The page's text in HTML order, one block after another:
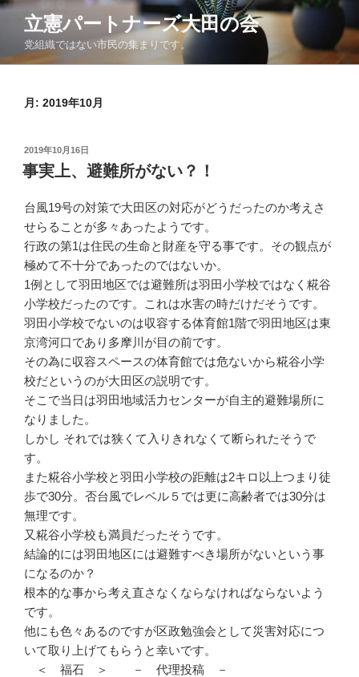
コ
ン
立憲パートナーズ大田の会
党組織ではない市民の集まりです。
月: 2019年10月
投
稿
日:
2019年10月16日
事実上、避難所がない？！
台風19号の対策で大田区の対応がどうだったのか考えさ
せらることが多々あったようです。
行政の第1は住民の生命と財産を守る事です。その観点が
極めて不十分であったのではないか。
1例として羽田地区では避難所は羽田小学校ではなく糀谷
小学校だったのです。これは水害の時だけだそうです。
羽田小学校でないのは収容する体育館1階で羽田地区は東
京湾河口であり多摩川が目の前です。
その為に収容スペースの体育館では危ないから糀谷小学
校だというのが大田区の説明です。
そこで当日は羽田地域活力センターが自主的避難場所に
なりました。
しかし それでは狭くて入りきれなくて断られたそうで
す。
また糀谷小学校と羽田小学校の距離は2キロ以上つまり徒
歩で30分。否台風でレベル５では更に高齢者では30分は
無理です。
又糀谷小学校も満員だったそうです。
結論的には羽田地区には避難すべき場所がないという事
になるのか？
根本的な事から考え直さなくならなければならないよう
です。
他にも色々あるのですが区政勉強会として災害対応につ
いて取り上げてもらうと幸いです。
＜ 福石 ＞ － 代理投稿 －